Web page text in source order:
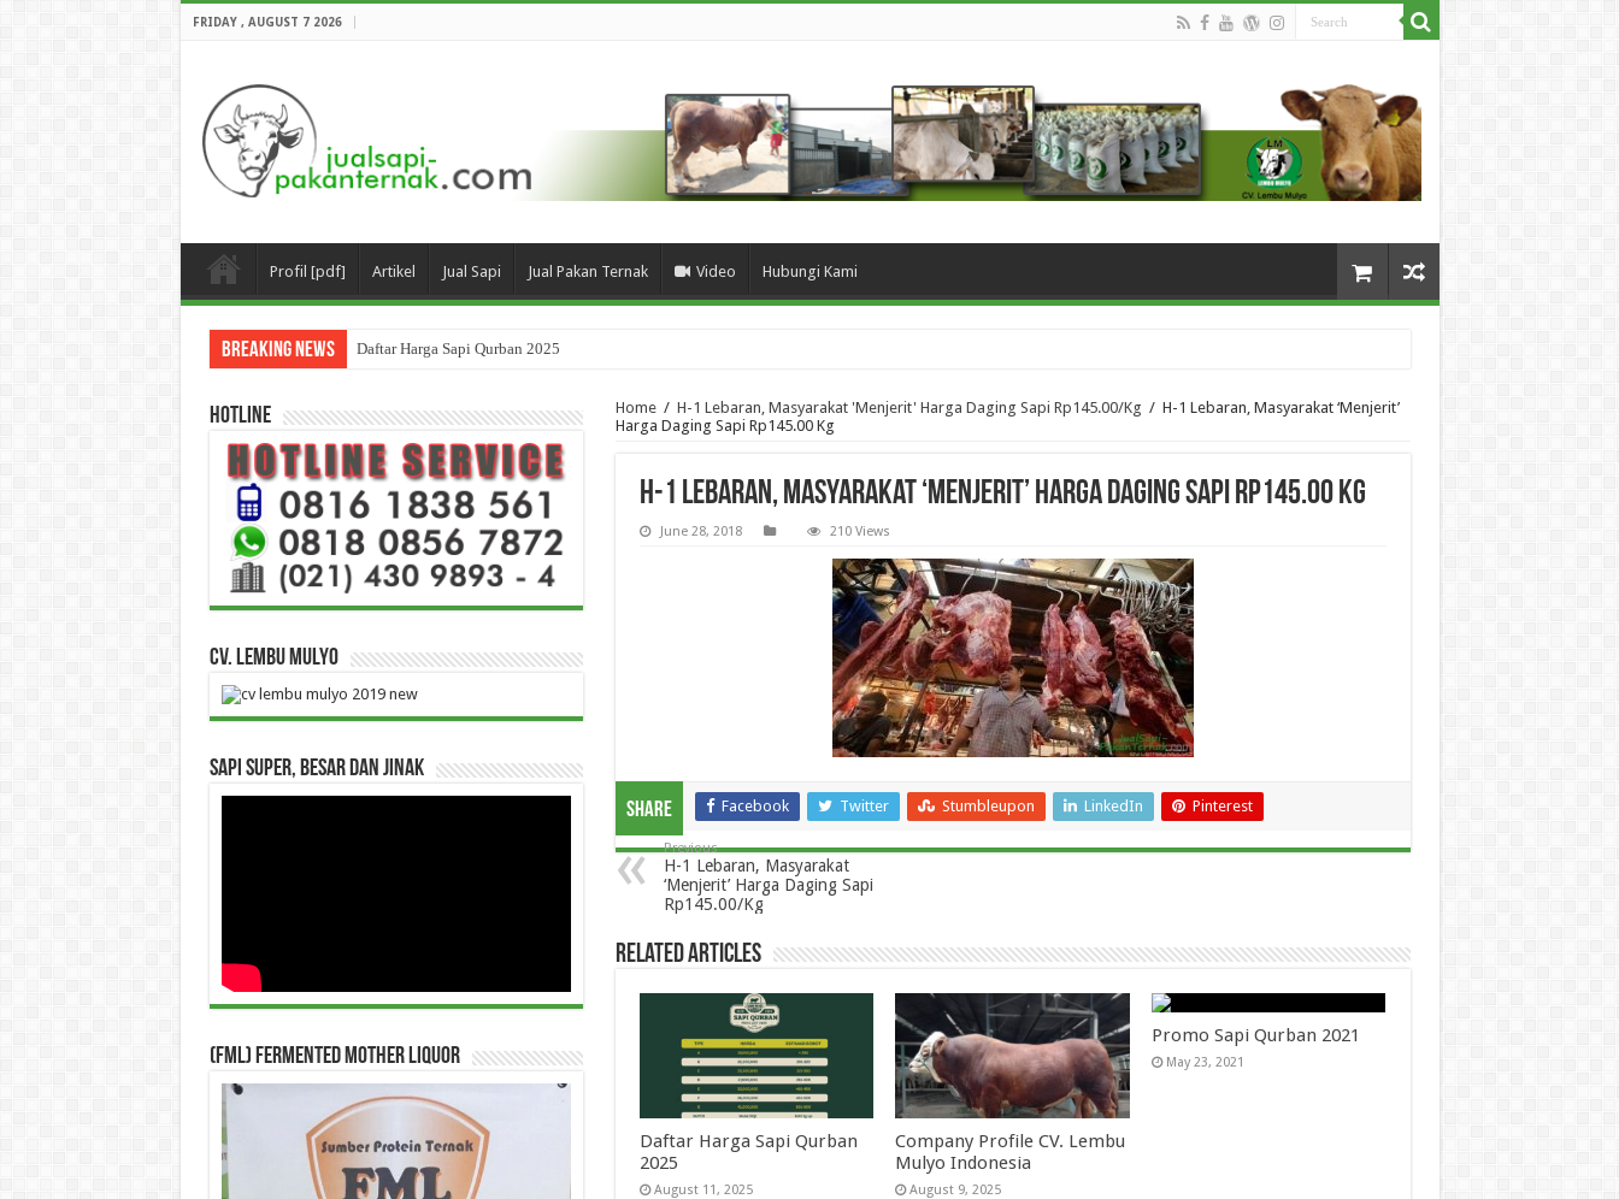
FRIDAY , AUGUST 7 2026
Profil [pdf] Artikel Jual Sapi Jual Pakan Ternak Video Hubungi Kami
Breaking News Daftar Harga Sapi Qurban 2025
Home / H-1 Lebaran, Masyarakat 'Menjerit' Harga Daging Sapi Rp145.00/Kg / H-1 Lebaran, Masyarakat ‘Menjerit’
Harga Daging Sapi Rp145.00 Kg
H-1 Lebaran, Masyarakat ‘Menjerit’ Harga Daging Sapi Rp145.00 Kg
June 28, 2018 210 Views
Share Facebook Twitter Stumbleupon LinkedIn Pinterest
Previous
H-1 Lebaran, Masyarakat
‘Menjerit’ Harga Daging Sapi
Rp145.00/Kg
Related Articles
Daftar Harga Sapi Qurban
2025
August 11, 2025
Company Profile CV. Lembu
Mulyo Indonesia
August 9, 2025
Promo Sapi Qurban 2021
May 23, 2021
HOTLINE
CV. Lembu Mulyo
Sapi Super, Besar dan Jinak
(FML) Fermented Mother Liquor